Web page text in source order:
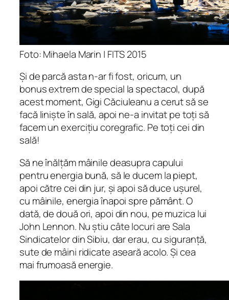
Foto: Mihaela Marin | FITS 2015
Și de parcă asta n-ar fi fost, oricum, un
bonus extrem de special la spectacol, după
acest moment, Gigi Căciuleanu a cerut să se
facă liniște în sală, apoi ne-a invitat pe toți să
facem un exercițiu coregrafic. Pe toți cei din
sală!
Să ne înălțăm mâinile deasupra capului
pentru energia bună, să le ducem la piept,
apoi către cei din jur, și apoi să duce ușurel,
cu mâinile, energia înapoi spre pământ. O
dată, de două ori, apoi din nou, pe muzica lui
John Lennon. Nu știu câte locuri are Sala
Sindicatelor din Sibiu, dar erau, cu siguranță,
sute de mâini ridicate aseară acolo. Și cea
mai frumoasă energie.